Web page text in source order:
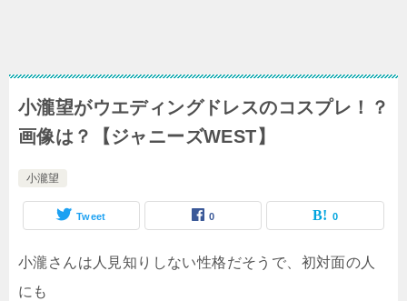
小瀧望がウエディングドレスのコスプレ！？
画像は？【ジャニーズWEST】
小瀧望
Tweet 0 0
小瀧さんは人見知りしない性格だそうで、初対面の人
にも